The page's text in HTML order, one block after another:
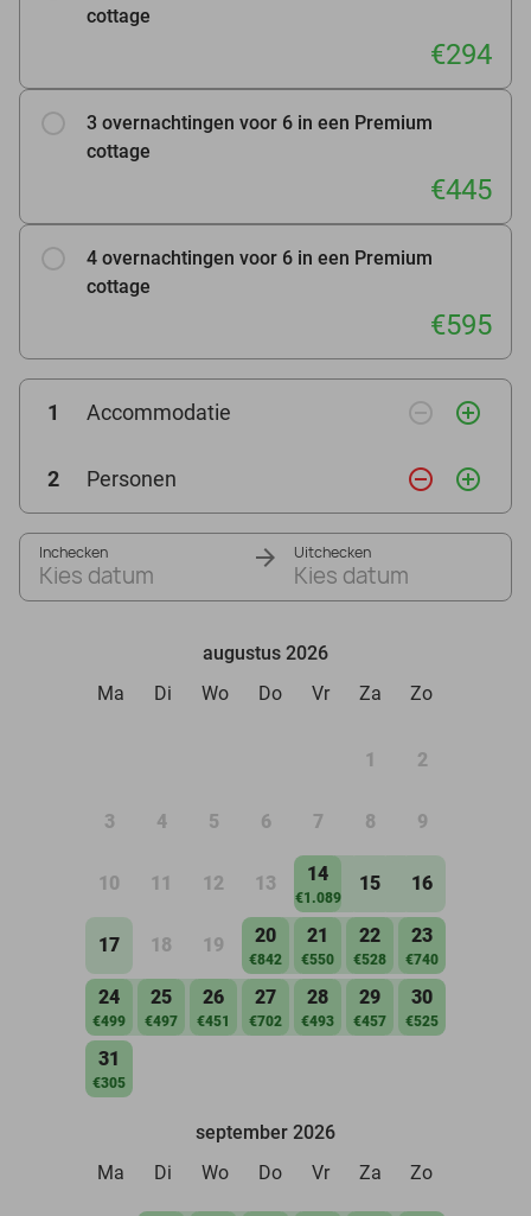
cottage
€294
3 overnachtingen voor 6 in een Premium
cottage
€445
4 overnachtingen voor 6 in een Premium
cottage
€595
1 Accommodatie remove_circle_outline add_circle_outline
2 Personen remove_circle_outline add_circle_outline
Inchecken
Kies datum
Uitchecken
Kies datum
augustus 2026
Ma
Di Wo Do Vr Za Zo
1 2
3 4 5 6 7 8 9
10 11 12 13 14
€1.089
15 16
17 18 19 20
€842
21
€550
22
€528
23
€740
24
€499
25
€497
26
€451
27
€702
28
€493
29
€457
30
€525
31
€305
september 2026
Ma
Di Wo Do Vr Za Zo